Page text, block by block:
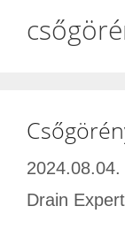
2024.08.04.
Drain